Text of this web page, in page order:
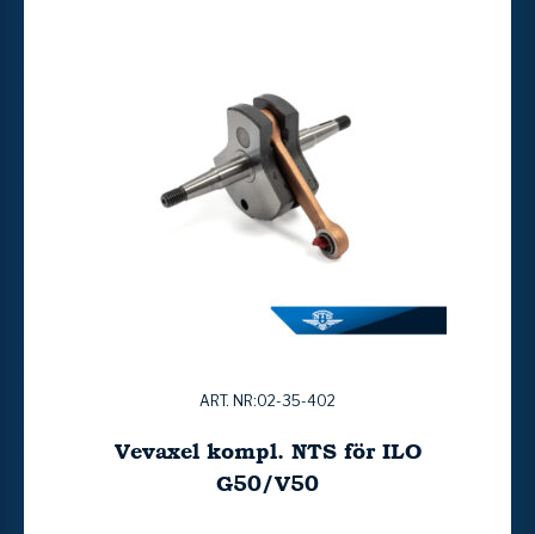
ART. NR:02-35-402
Vevaxel kompl. NTS för ILO
G50/V50